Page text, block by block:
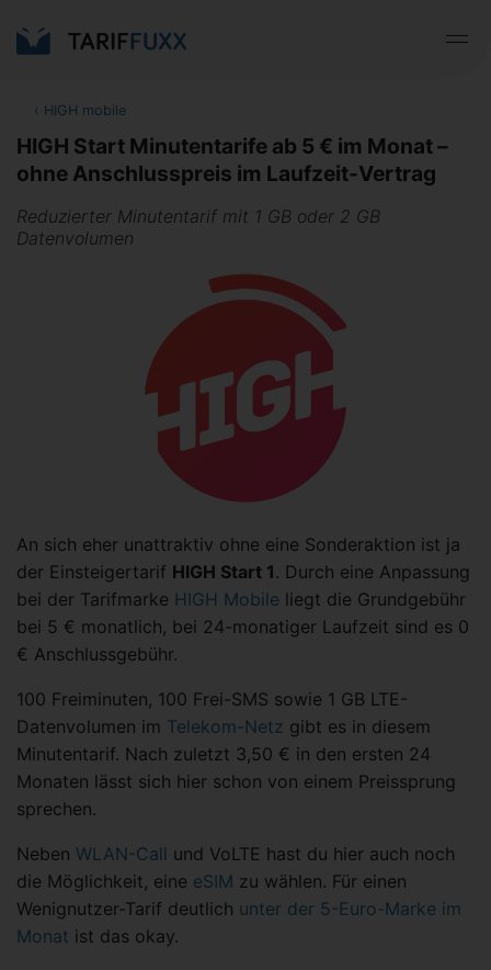
‹ HIGH mobile
HIGH Start Minutentarife ab 5 € im Monat –
ohne Anschlusspreis im Laufzeit-Vertrag
Reduzierter Minutentarif mit 1 GB oder 2 GB
Datenvolumen
An sich eher unattraktiv ohne eine Sonderaktion ist ja
der Einsteigertarif HIGH Start 1. Durch eine Anpassung
bei der Tarifmarke HIGH Mobile liegt die Grundgebühr
bei 5 € monatlich, bei 24-monatiger Laufzeit sind es 0
€ Anschlussgebühr.
100 Freiminuten, 100 Frei-SMS sowie 1 GB LTE-
Datenvolumen im Telekom-Netz gibt es in diesem
Minutentarif. Nach zuletzt 3,50 € in den ersten 24
Monaten lässt sich hier schon von einem Preissprung
sprechen.
Neben WLAN-Call und VoLTE hast du hier auch noch
die Möglichkeit, eine eSIM zu wählen. Für einen
Wenignutzer-Tarif deutlich unter der 5-Euro-Marke im
Monat ist das okay.